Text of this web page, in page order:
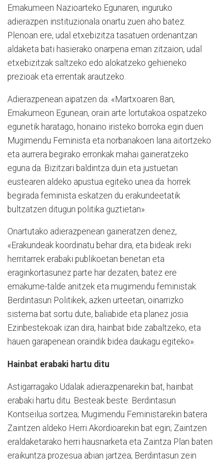
Emakumeen Nazioarteko Egunaren, inguruko
adierazpen instituzionala onartu zuen aho batez.
Plenoan ere, udal etxebizitza tasatuen ordenantzan
aldaketa bati hasierako onarpena eman zitzaion, udal
etxebizitzak saltzeko edo alokatzeko gehieneko
prezioak eta errentak arautzeko.
Adierazpenean aipatzen da: «Martxoaren 8an,
Emakumeon Egunean, orain arte lortutakoa ospatzeko
egunetik haratago, honaino iristeko borroka egin duen
Mugimendu Feminista eta norbanakoen lana aitortzeko
eta aurrera begirako erronkak mahai gaineratzeko
eguna da. Bizitzari baldintza duin eta justuetan
eustearen aldeko apustua egiteko unea da: horrek
begirada feminista eskatzen du erakundeetatik
bultzatzen ditugun politika guztietan».
Onartutako adierazpenean gaineratzen denez,
«Erakundeak koordinatu behar dira, eta bideak ireki
herritarrek erabaki publikoetan benetan eta
eraginkortasunez parte har dezaten, batez ere
emakume-talde anitzek eta mugimendu feministak.
Berdintasun Politikek, azken urteetan, oinarrizko
sistema bat sortu dute, baliabide eta planez josia.
Ezinbestekoak izan dira, hainbat bide zabaltzeko, eta
hauen garapenean oraindik bidea daukagu egiteko».
Hainbat erabaki hartu ditu
Astigarragako Udalak adierazpenarekin bat, hainbat
erabaki hartu ditu. Besteak beste: Berdintasun
Kontseilua sortzea; Mugimendu Feministarekin batera
Zaintzen aldeko Herri Akordioarekin bat egin; Zaintzen
eraldaketarako herri hausnarketa eta Zaintza Plan baten
eraikuntza prozesua abian jartzea; Berdintasun zein